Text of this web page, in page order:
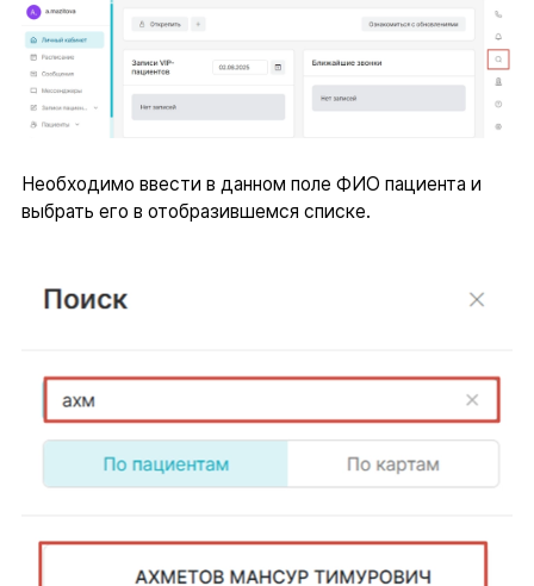
Необходимо ввести в данном поле ФИО пациента и
выбрать его в отобразившемся списке.